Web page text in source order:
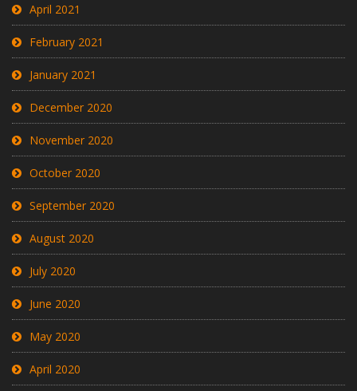
April 2021
February 2021
January 2021
December 2020
November 2020
October 2020
September 2020
August 2020
July 2020
June 2020
May 2020
April 2020